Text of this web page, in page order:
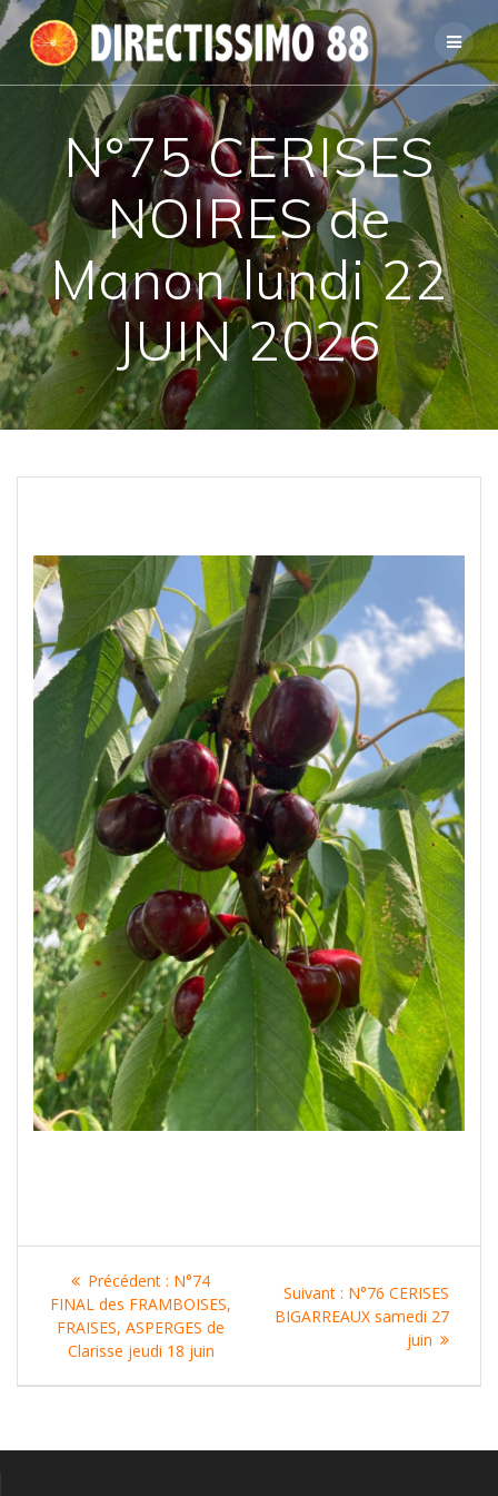
Passer
au
contenu
N°75 CERISES
NOIRES de
Manon lundi 22
JUIN 2026
Navigation
de
l’article
Précédent : Article
précédent
:
N°74
FINAL des FRAMBOISES,
FRAISES, ASPERGES de
Clarisse jeudi 18 juin
Suivant : Article
suivant
N°76 CERISES
BIGARREAUX samedi 27
juin